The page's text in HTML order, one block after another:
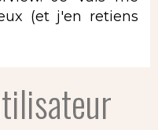
(et j'en retiens